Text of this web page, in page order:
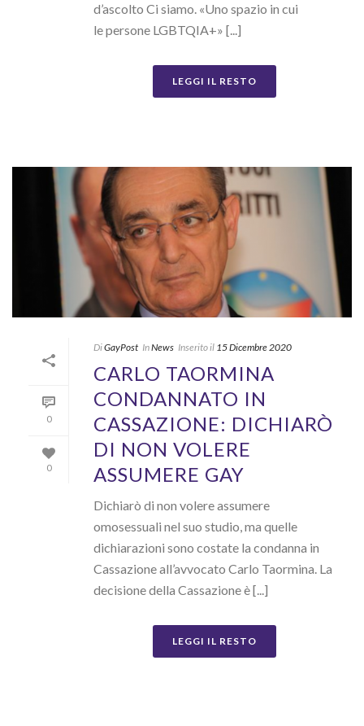
d’ascolto Ci siamo. «Uno spazio in cui
le persone LGBTQIA+» [...]
LEGGI IL RESTO
0
0
DiGayPost InNews Inserito il 15 Dicembre 2020
CARLO TAORMINA
CONDANNATO IN
CASSAZIONE: DICHIARÒ
DI NON VOLERE
ASSUMERE GAY
Dichiarò di non volere assumere
omosessuali nel suo studio, ma quelle
dichiarazioni sono costate la condanna in
Cassazione all’avvocato Carlo Taormina. La
decisione della Cassazione è [...]
LEGGI IL RESTO